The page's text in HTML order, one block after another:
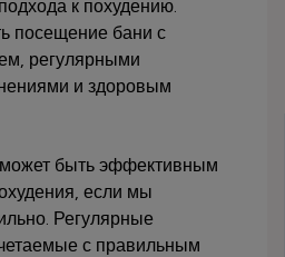
к похудению.
посещение бани с
регулярными
и здоровым
быть эффективным
если мы
Регулярные
с правильным